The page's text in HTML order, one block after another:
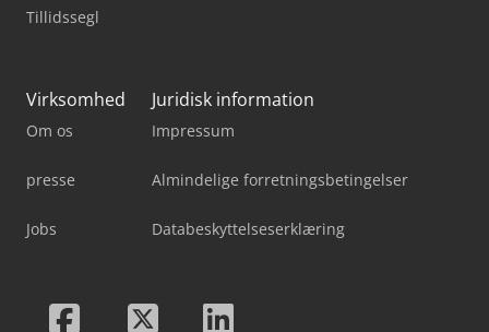
Tillidssegl
Virksomhed
Om os
presse
Jobs
Juridisk information
Impressum
Almindelige forretningsbetingelser
Databeskyttelseserklæring